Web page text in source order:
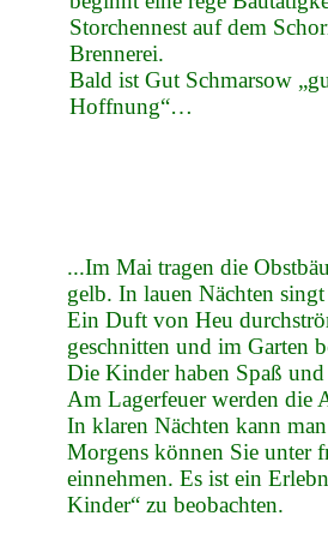
Storchennest auf dem
Brennerei.
Bald ist Gut Schmarsow
Hoffnung“…
...Im Mai tragen die
gelb. In lauen Nächten
Ein Duft von Heu
geschnitten und im Garten
Die Kinder haben Spaß
Am Lagerfeuer werden die
In klaren Nächten kann
Morgens können Sie unter
einnehmen. Es ist ein
Kinder“ zu beobachten.